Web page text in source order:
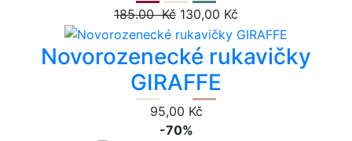
185.00 Kč 130,00 Kč
Novorozenecké rukavičky
GIRAFFE
95,00 Kč
-70%